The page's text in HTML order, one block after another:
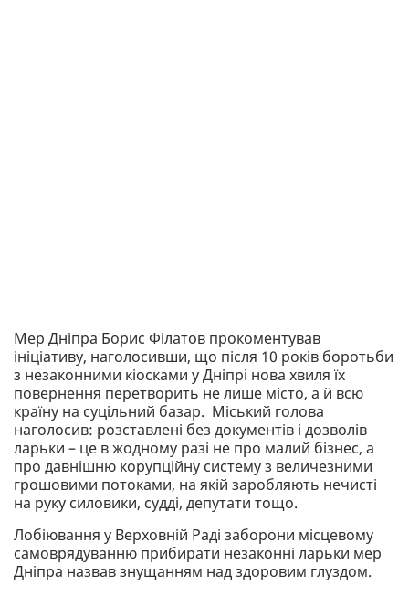
Мер Дніпра Борис Філатов прокоментував
ініціативу, наголосивши, що після 10 років боротьби
з незаконними кіосками у Дніпрі нова хвиля їх
повернення перетворить не лише місто, а й всю
країну на суцільний базар. Міський голова
наголосив: розставлені без документів і дозволів
ларьки – це в жодному разі не про малий бізнес, а
про давнішню корупційну систему з величезними
грошовими потоками, на якій заробляють нечисті
на руку силовики, судді, депутати тощо.
Лобіювання у Верховній Раді заборони місцевому
самоврядуванню прибирати незаконні ларьки мер
Дніпра назвав знущанням над здоровим глуздом.